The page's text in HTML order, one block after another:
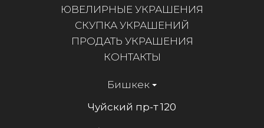
ЮВЕЛИРНЫЕ УКРАШЕНИЯ
СКУПКА УКРАШЕНИЙ
ПРОДАТЬ УКРАШЕНИЯ
КОНТАКТЫ
Бишкек
Чуйский пр-т 120